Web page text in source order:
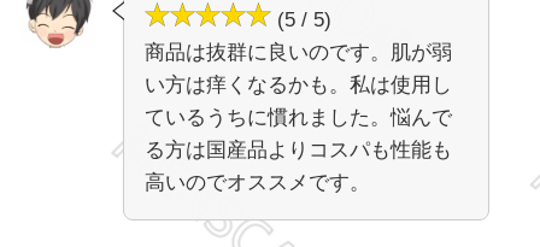
(5 / 5)
商品は抜群に良いのです。肌が弱
い方は痒くなるかも。私は使用し
ているうちに慣れました。悩んで
る方は国産品よりコスパも性能も
高いのでオススメです。